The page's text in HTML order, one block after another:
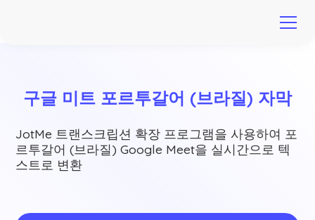
구글 미트 포르투갈어 (브라질) 자막
JotMe 트랜스크립션 확장 프로그램을 사용하여 포
르투갈어 (브라질) Google Meet을 실시간으로 텍
스트로 변환